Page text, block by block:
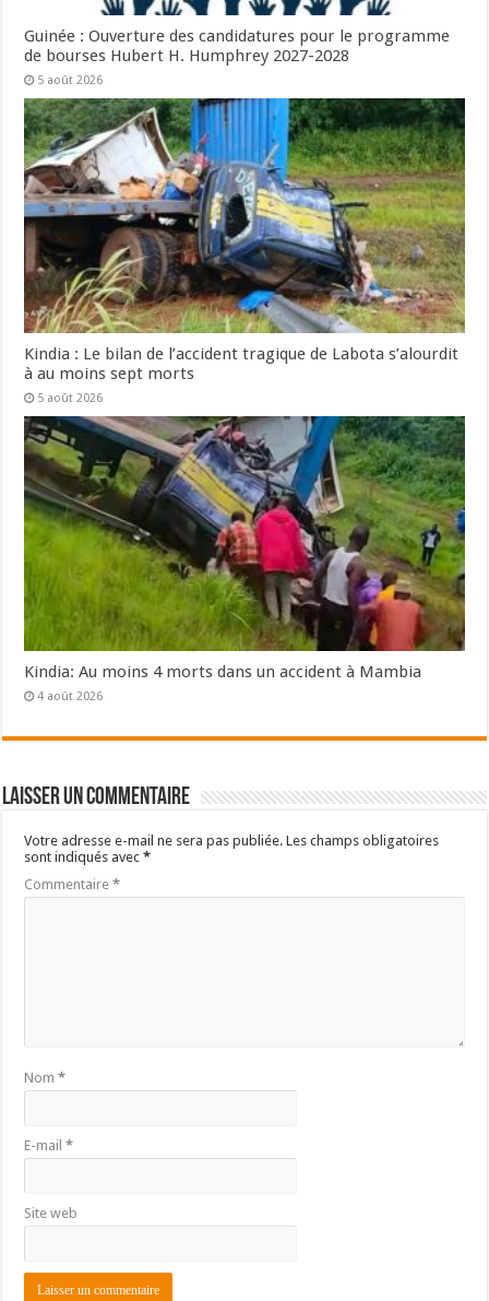
Guinée : Ouverture des candidatures pour le programme
de bourses Hubert H. Humphrey 2027-2028
5 août 2026
Kindia : Le bilan de l’accident tragique de Labota s’alourdit
à au moins sept morts
5 août 2026
Kindia: Au moins 4 morts dans un accident à Mambia
4 août 2026
Laisser un commentaire
Votre adresse e-mail ne sera pas publiée. Les champs obligatoires
sont indiqués avec*
Commentaire*
Nom*
E-mail*
Site web